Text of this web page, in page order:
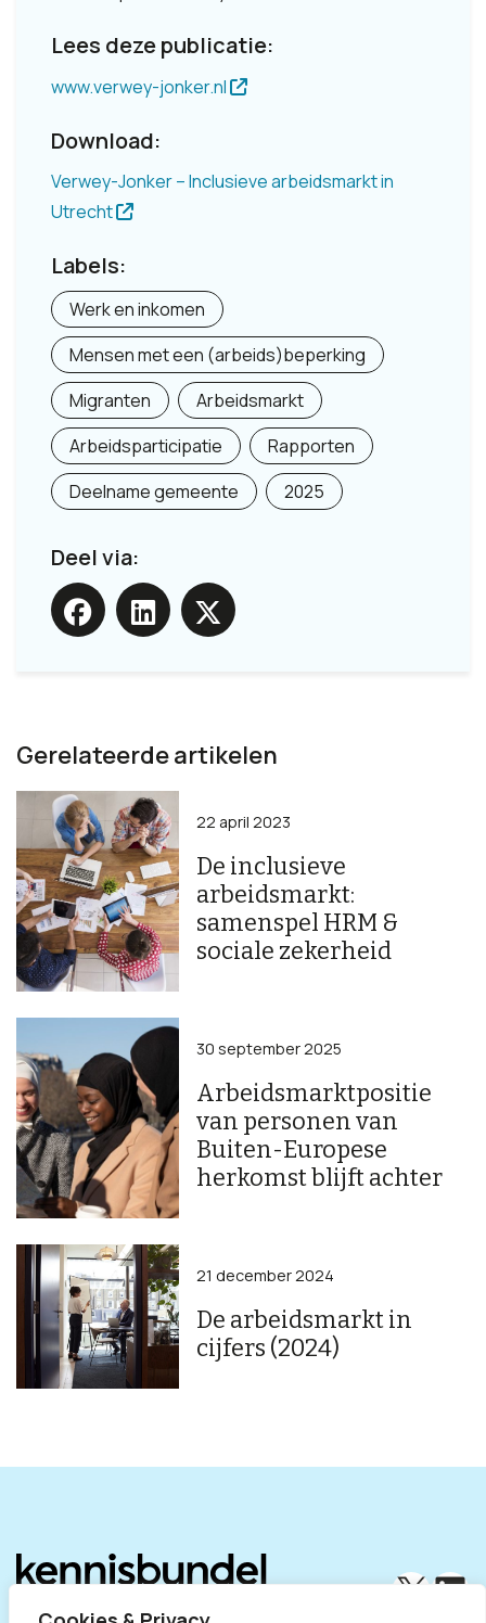
Lees deze publicatie:
www.verwey-jonker.nl
Download:
Verwey-Jonker – Inclusieve arbeidsmarkt in
Utrecht
Labels:
Werk en inkomen
Mensen met een (arbeids)beperking
Migranten
Arbeidsmarkt
Arbeidsparticipatie
Rapporten
Deelname gemeente
2025
Deel via:
Gerelateerde artikelen
De inclusieve
arbeidsmarkt:
samenspel HRM &
sociale zekerheid
22 april 2023
Arbeidsmarktpositie
van personen van
Buiten-Europese
herkomst blijft achter
30 september 2025
De arbeidsmarkt in
cijfers (2024)
21 december 2024
X